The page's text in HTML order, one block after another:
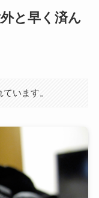
と早く済ん
います。